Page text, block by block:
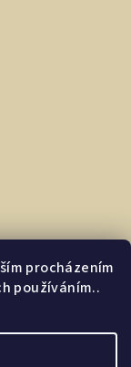
procházením
používáním..